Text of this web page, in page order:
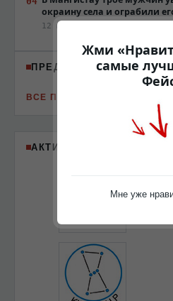
окраину села и ограбили
12 мая 2015, 13:42
ПРЕДСТОЯЩИЕ
ВСЕ ПРЕДСТОЯЩИЕ
АКТИВНЫЕ ПАРТНЁРЫ
Жми
самые
Мне уже